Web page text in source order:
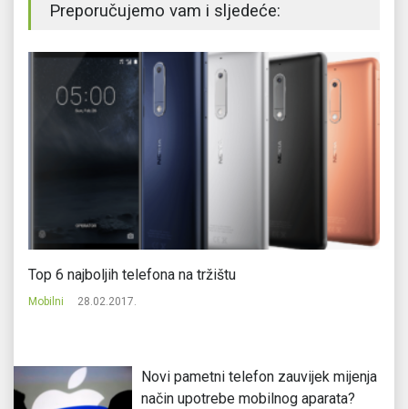
Preporučujemo vam i sljedeće:
Top 6 najboljih telefona na tržištu
Mobilni 28.02.2017.
Novi pametni telefon zauvijek mijenja
način upotrebe mobilnog aparata?